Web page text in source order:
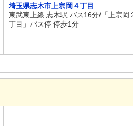
埼玉県志木市上宗岡４丁目
東武東上線 志木駅 バス16分/「上宗岡
丁目」バス停 停歩1分